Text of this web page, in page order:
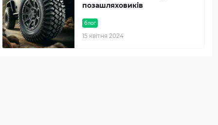
блог
15 квітня 2024
позашляховиків